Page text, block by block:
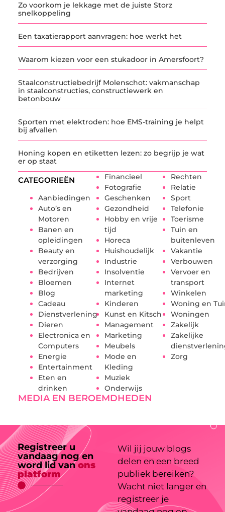
Zo voorkom je lekkage met de juiste Storz
snelkoppeling
Een taxatierapport aanvragen: hoe werkt het
Waarom kiezen voor een stukadoor in Amersfoort?
Staalconstructiebedrijf Molenschot: vakmanschap
in staalconstructies, constructiewerk en
betonbouw
Sporten met elektroden: hoe EMS-training je helpt
bij afvallen
Honing kopen en etiketten lezen: zo begrijp je wat
er op staat
CATEGORIEËN
Aanbiedingen
Auto’s en
Motoren
Banen en
opleidingen
Beauty en
verzorging
Bedrijven
Bloemen
Blog
Cadeau
Dienstverlening
Dieren
Electronica en
Computers
Energie
Entertainment
Eten en
drinken
Financieel
Fotografie
Geschenken
Gezondheid
Hobby en vrije
tijd
Horeca
Huishoudelijk
Industrie
Insolventie
Internet
marketing
Kinderen
Kunst en Kitsch
Management
Marketing
Meubels
Mode en
Kleding
Muziek
Onderwijs
Rechten
Relatie
Sport
Telefonie
Toerisme
Tuin en
buitenleven
Vakantie
Verbouwen
Vervoer en
transport
Winkelen
Woning en
Woningen
Zakelijk
Zakelijke
Zorg
MEDIA EN BEROEMDHEDEN
Registreer u
vandaag nog en
word lid vanons
platform
Wil jij jouw blogs
delen en een breed
publiek bereiken?
Wacht niet langer en
registreer je